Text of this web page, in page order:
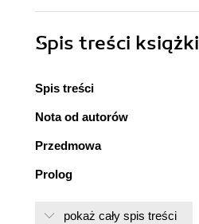
Spis treści książki
Spis treści
Nota od autorów
Przedmowa
Prolog
pokaż cały spis treści